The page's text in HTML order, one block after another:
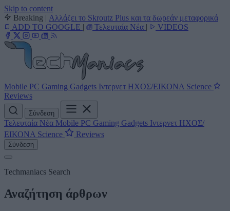
Skip to content
Breaking | Αλλάζει το Skroutz Plus και τα δωρεάν μεταφορικά
ADD TO GOOGLE | Τελευταία Νέα | VIDEOS
Mobile PC Gaming Gadgets Ιντερνετ ΗΧΟΣ/ΕΙΚΟΝΑ Science
Reviews
Σύνδεση
Τελευταία Νέα Mobile PC Gaming Gadgets Ιντερνετ ΗΧΟΣ/
ΕΙΚΟΝΑ Science Reviews
Σύνδεση
Techmaniacs Search
Αναζήτηση άρθρων